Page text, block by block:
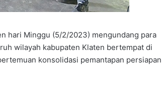
hari Minggu (5/2/2023) mengundang para
wilayah kabupaten Klaten bertempat di
konsolidasi pemantapan persiapan